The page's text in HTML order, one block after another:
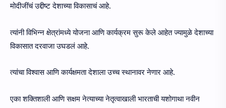
मोदीजींचं उद्दीष्ट देशाच्या विकासाचं आहे.
त्यांनी विभिन्न क्षेत्रांमध्ये योजना आणि कार्यक्रम सुरू केले आहेत ज्यामुळे देशाच्या
विकासात दरवाजा उघडलं आहे.
त्यांचा विश्वास आणि कार्यक्षमता देशाला उच्च स्थानावर नेणार आहे.
एका शक्तिशाली आणि सक्षम नेत्याच्या नेतृत्वाखाली भारताची यशोगाथा नवीन